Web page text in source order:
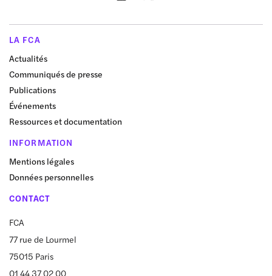
LA FCA
Actualités
Communiqués de presse
Publications
Événements
Ressources et documentation
INFORMATION
Mentions légales
Données personnelles
CONTACT
FCA
77 rue de Lourmel
75015 Paris
01 44 37 02 00